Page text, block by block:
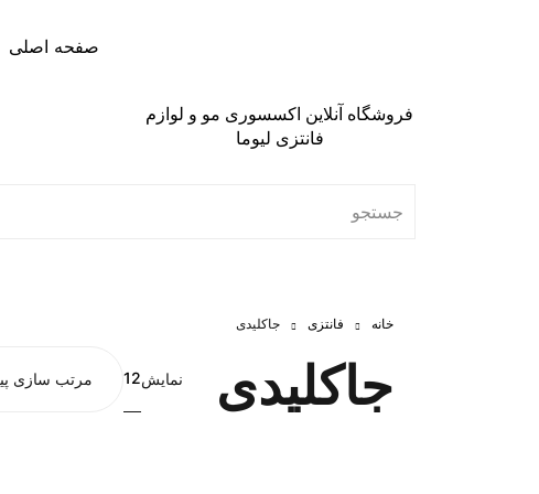
فروشگاه آنلاین اکسسوری مو و لوازم
فانتزی لیوما
صفحه اصلی
خانه فانتزی جاکلیدی
جاکلیدی نمایش12